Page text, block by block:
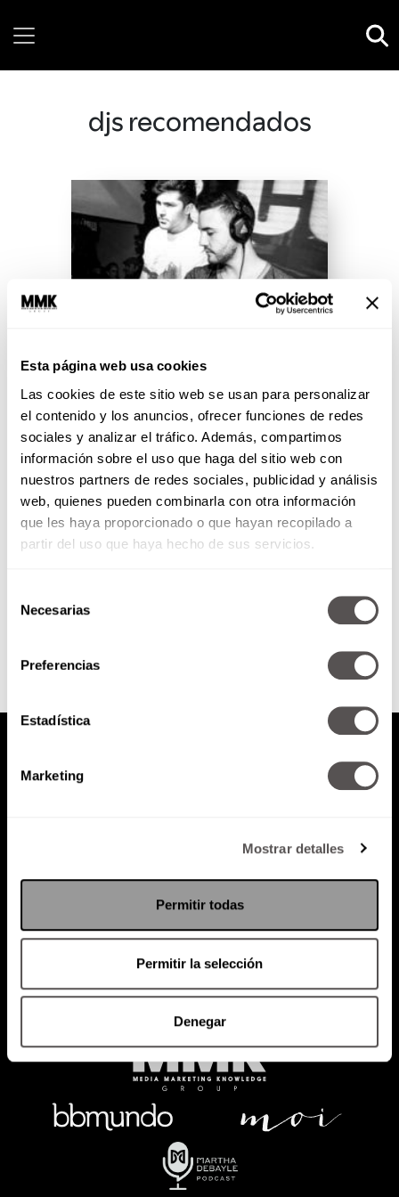
Esta página web usa cookies
Las cookies de este sitio web se usan para personalizar
el contenido y los anuncios, ofrecer funciones de redes
sociales y analizar el tráfico. Además, compartimos
información sobre el uso que haga del sitio web con
nuestros partners de redes sociales, publicidad y análisis
web, quienes pueden combinarla con otra información
que les haya proporcionado o que hayan recopilado a
partir del uso que haya hecho de sus servicios.
Necesarias
Preferencias
Estadística
Marketing
Mostrar detalles
Permitir todas
Permitir la selección
Denegar
djs recomendados
Matamesta con Tom & Collins
Los Dj's mexicanos por los que
van a morir de amor.
Política de Privacidad
PODCAST RADIO MARTHA EVENTOS
SACA TU ID